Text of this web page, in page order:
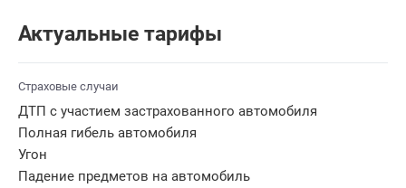
Актуальные тарифы
Страховые случаи
ДТП с участием застрахованного автомобиля
Полная гибель автомобиля
Угон
Падение предметов на автомобиль